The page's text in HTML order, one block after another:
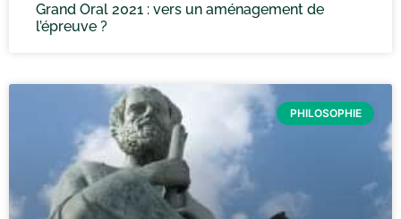
Grand Oral 2021 : vers un aménagement de
l’épreuve ?
PHILOSOPHIE